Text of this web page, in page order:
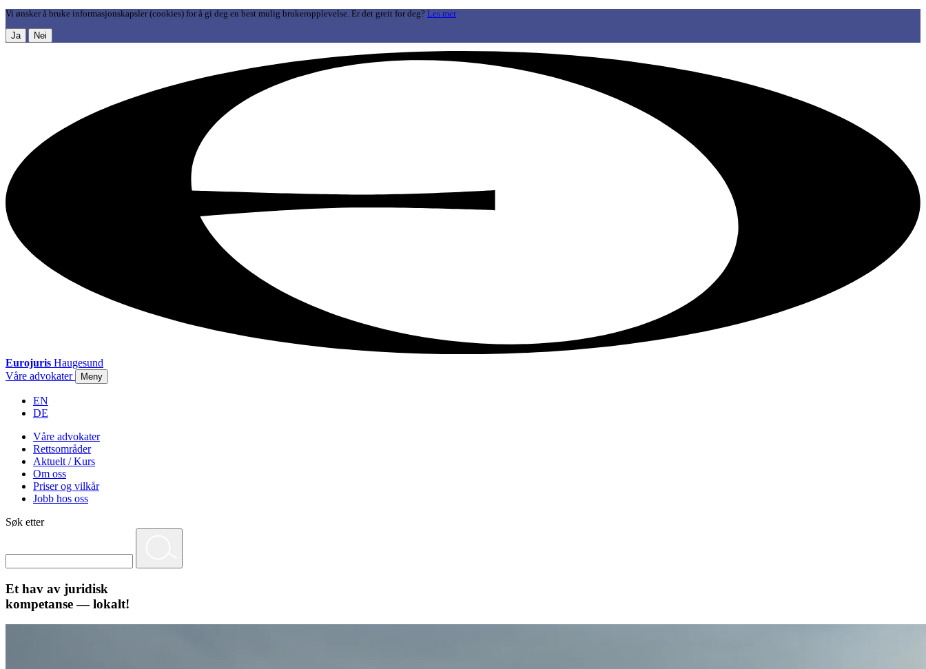
Vi ønsker å bruke informasjonskapsler (cookies) for å gi deg en best mulig brukeropplevelse. Er det greit for deg? Les mer
Ja Nei
Eurojuris Haugesund
Våre advokater
Meny
EN
DE
Våre advokater
Rettsområder
Aktuelt / Kurs
Om oss
Priser og vilkår
Jobb hos oss
Søk etter
Et hav av juridisk
kompetanse — lokalt!